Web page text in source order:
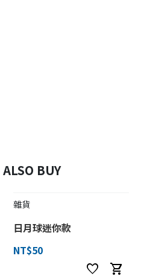
BUY
雜貨
日月球迷你款
NT$50
favorite shopping_cart